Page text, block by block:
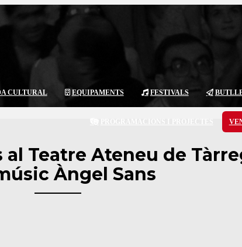
CULTURAL EQUIPAMENTS FESTIVALS
Teatre Ateneu de
Àngel Sans